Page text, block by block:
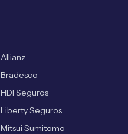
Allianz
Bradesco
HDI Seguros
Liberty Seguros
Mitsui Sumitomo